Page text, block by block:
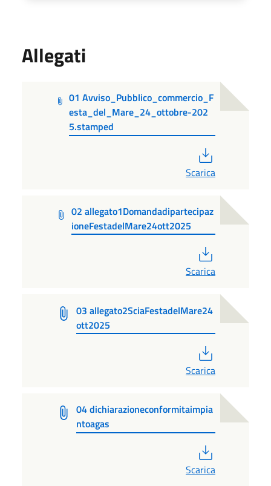
Allegati
01 Avviso_Pubblico_commercio_F
esta_del_Mare_24_ottobre-202
5.stamped
Scarica
02 allegato1Domandadipartecipaz
ioneFestadelMare24ott2025
Scarica
03 allegato2SciaFestadelMare24
ott2025
Scarica
04 dichiarazioneconformitaimpia
ntoagas
Scarica